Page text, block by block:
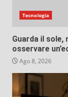
Tecnologia
Guarda il
osservare
Ago 8, 2026